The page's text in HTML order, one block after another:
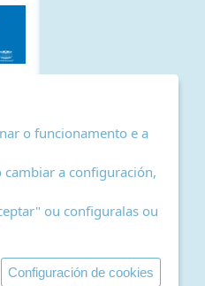
o funcionamento e a
a configuración,
ou configuralas ou
Configuración de cookies